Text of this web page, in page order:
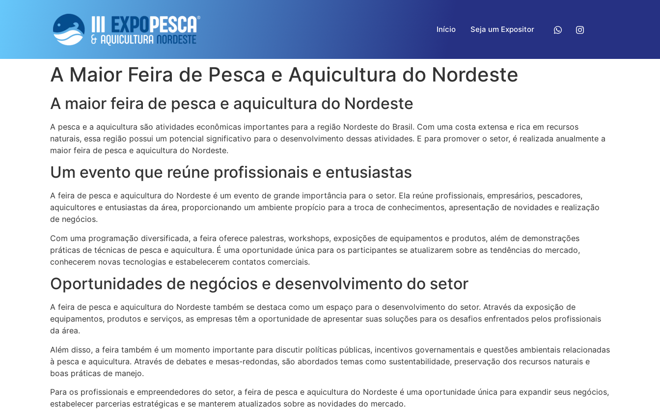
Início Seja um Expositor
A Maior Feira de Pesca e Aquicultura do Nordeste
A maior feira de pesca e aquicultura do Nordeste
A pesca e a aquicultura são atividades econômicas importantes para a região Nordeste do Brasil. Com uma costa extensa e rica em recursos
naturais, essa região possui um potencial significativo para o desenvolvimento dessas atividades. E para promover o setor, é realizada anualmente a
maior feira de pesca e aquicultura do Nordeste.
Um evento que reúne profissionais e entusiastas
A feira de pesca e aquicultura do Nordeste é um evento de grande importância para o setor. Ela reúne profissionais, empresários, pescadores,
aquicultores e entusiastas da área, proporcionando um ambiente propício para a troca de conhecimentos, apresentação de novidades e realização
de negócios.
Com uma programação diversificada, a feira oferece palestras, workshops, exposições de equipamentos e produtos, além de demonstrações
práticas de técnicas de pesca e aquicultura. É uma oportunidade única para os participantes se atualizarem sobre as tendências do mercado,
conhecerem novas tecnologias e estabelecerem contatos comerciais.
Oportunidades de negócios e desenvolvimento do setor
A feira de pesca e aquicultura do Nordeste também se destaca como um espaço para o desenvolvimento do setor. Através da exposição de
equipamentos, produtos e serviços, as empresas têm a oportunidade de apresentar suas soluções para os desafios enfrentados pelos profissionais
da área.
Além disso, a feira também é um momento importante para discutir políticas públicas, incentivos governamentais e questões ambientais relacionadas
à pesca e aquicultura. Através de debates e mesas-redondas, são abordados temas como sustentabilidade, preservação dos recursos naturais e
boas práticas de manejo.
Para os profissionais e empreendedores do setor, a feira de pesca e aquicultura do Nordeste é uma oportunidade única para expandir seus negócios,
estabelecer parcerias estratégicas e se manterem atualizados sobre as novidades do mercado.